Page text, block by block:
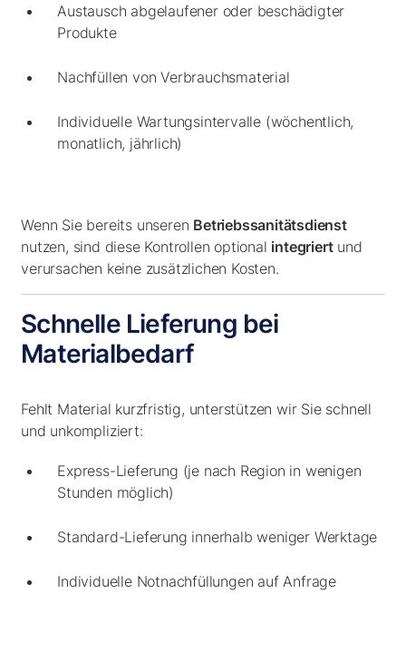
Austausch abgelaufener oder beschädigter
Produkte
Nachfüllen von Verbrauchsmaterial
Individuelle Wartungsintervalle (wöchentlich,
monatlich, jährlich)
Wenn Sie bereits unseren Betriebssanitätsdienst
nutzen, sind diese Kontrollen optional integriertund
verursachen keine zusätzlichen Kosten.
Schnelle Lieferung bei
Materialbedarf
Fehlt Material kurzfristig, unterstützen wir Sie schnell
und unkompliziert:
Express-Lieferung (je nach Region in wenigen
Stunden möglich)
Standard-Lieferung innerhalb weniger Werktage
Individuelle Notnachfüllungen auf Anfrage